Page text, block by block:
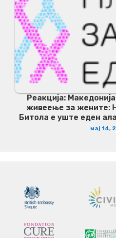
Реакција:
живеење за жените:
Битола е уште еден
мај 14,